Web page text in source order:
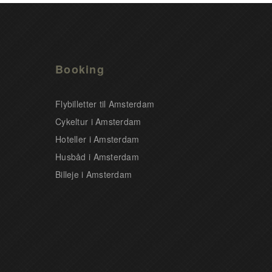
Booking
Flybilletter til Amsterdam
Cykeltur i Amsterdam
Hoteller i Amsterdam
Husbåd i Amsterdam
Billeje i Amsterdam